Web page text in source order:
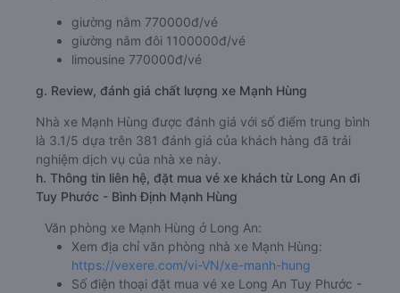
giường nằm 770000đ/vé
giường nằm đôi 1100000đ/vé
limousine 770000đ/vé
g. Review, đánh giá chất lượng xe Mạnh Hùng
Nhà xe Mạnh Hùng được đánh giá với số điểm trung bình
là 3.1/5 dựa trên 381 đánh giá của khách hàng đã trải
nghiệm dịch vụ của nhà xe này.
h. Thông tin liên hệ, đặt mua vé xe khách từ Long An đi
Tuy Phước - Bình Định Mạnh Hùng
Văn phòng xe Mạnh Hùng ở Long An:
Xem địa chỉ văn phòng nhà xe Mạnh Hùng:
https://vexere.com/vi-VN/xe-manh-hung
Số điện thoại đặt mua vé xe Long An Tuy Phước -